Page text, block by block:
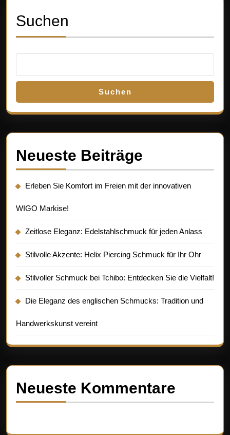
Suchen
Suchen
Neueste Beiträge
Erleben Sie Komfort im Freien mit der innovativen
WIGO Markise!
Zeitlose Eleganz: Edelstahlschmuck für jeden Anlass
Stilvolle Akzente: Helix Piercing Schmuck für Ihr Ohr
Stilvoller Schmuck bei Tchibo: Entdecken Sie die Vielfalt!
Die Eleganz des englischen Schmucks: Tradition und
Handwerkskunst vereint
Neueste Kommentare